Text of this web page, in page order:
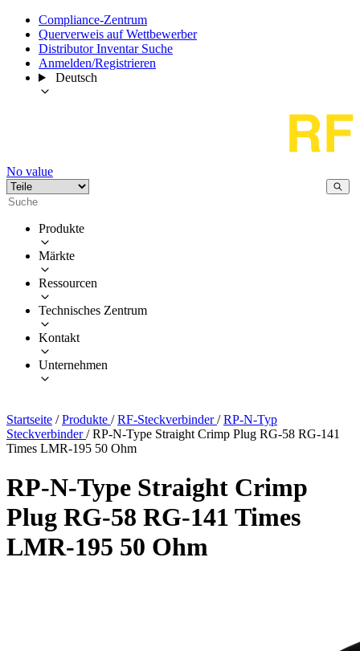
Compliance-Zentrum
Querverweis auf Wettbewerber
Distributor Inventar Suche
Anmelden/Registrieren
Deutsch
No value
Produkte
Märkte
Ressourcen
Technisches Zentrum
Kontakt
Unternehmen
Startseite / Produkte / RF-Steckverbinder/ RP-N-Typ
Steckverbinder/ RP-N-Type Straight Crimp Plug RG-58 RG-141
Times LMR-195 50 Ohm
RP-N-Type Straight Crimp
Plug RG-58 RG-141 Times
LMR-195 50 Ohm